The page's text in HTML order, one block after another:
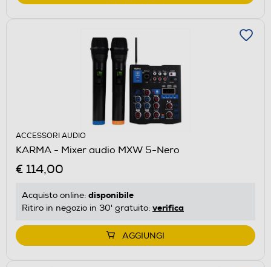
ACCESSORI AUDIO
KARMA - Mixer audio MXW 5-Nero
€ 114,00
Acquisto online: disponibile
Ritiro in negozio in 30' gratuito: verifica
AGGIUNGI